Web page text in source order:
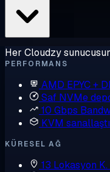
Her Cloudzy
PERFORMANS
AMD EPYC +
Saf NVMe
10 Gbps
KVM
KÜRESEL AĞ
13 Lokasyon